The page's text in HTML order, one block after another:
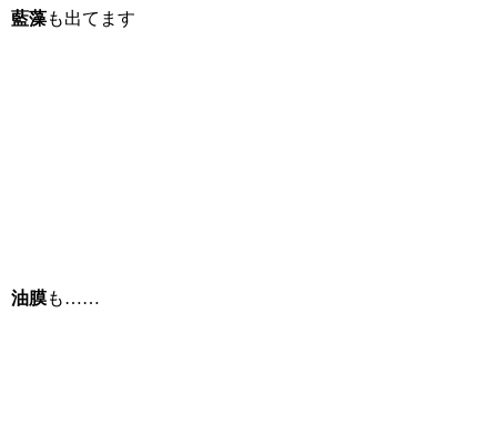
藍藻も出てます
油膜も……